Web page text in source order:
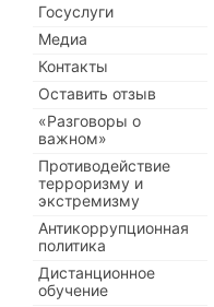
Госуслуги
Медиа
Контакты
Оставить отзыв
«Разговоры о
важном»
Противодействие
терроризму и
экстремизму
Антикоррупционная
политика
Дистанционное
обучение